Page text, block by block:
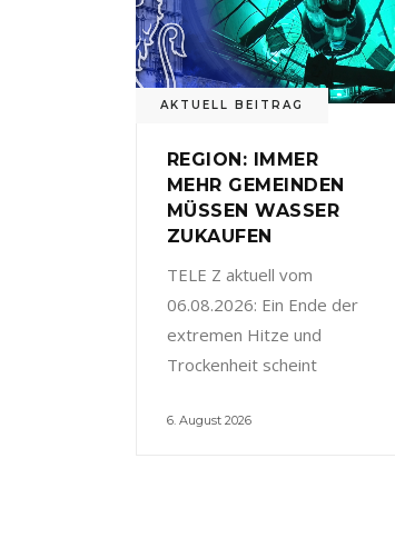
AKTUELL BEITRAG
REGION: IMMER
MEHR GEMEINDEN
MÜSSEN WASSER
ZUKAUFEN
TELE Z aktuell vom
06.08.2026: Ein Ende der
extremen Hitze und
Trockenheit scheint
6. August 2026